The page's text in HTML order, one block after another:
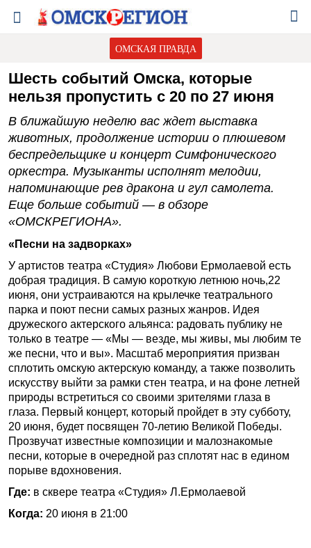
ОМСКАЯ ПРАВДА
Шесть событий Омска, которые
нельзя пропустить с 20 по 27 июня
В ближайшую неделю вас ждет выставка
животных, продолжение истории о плюшевом
беспредельщике и концерт Симфонического
оркестра. Музыканты исполнят мелодии,
напоминающие рев дракона и гул самолета.
Еще больше событий — в обзоре
«ОМСКРЕГИОНА».
«Песни на задворках»
У артистов театра «Студия» Любови Ермолаевой есть
добрая традиция. В самую короткую летнюю ночь,22
июня, они устраиваются на крылечке театрального
парка и поют песни самых разных жанров. Идея
дружеского актерского альянса: радовать публику не
только в театре — «Мы — везде, мы живы, мы любим те
же песни, что и вы». Масштаб мероприятия призван
сплотить омскую актерскую команду, а также позволить
искусству выйти за рамки стен театра, и на фоне летней
природы встретиться со своими зрителями глаза в
глаза. Первый концерт, который пройдет в эту субботу,
20 июня, будет посвящен 70-летию Великой Победы.
Прозвучат известные композиции и малознакомые
песни, которые в очередной раз сплотят нас в едином
порыве вдохновения.
Где: в сквере театра «Студия» Л.Ермолаевой
Когда: 20 июня в 21:00